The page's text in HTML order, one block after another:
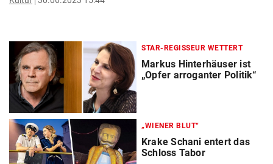
STAR-REGISSEUR WETTERT
Markus Hinterhäuser ist
„Opfer arroganter Politik“
„WIENER BLUT“
Krake Schani entert das
Schloss Tabor